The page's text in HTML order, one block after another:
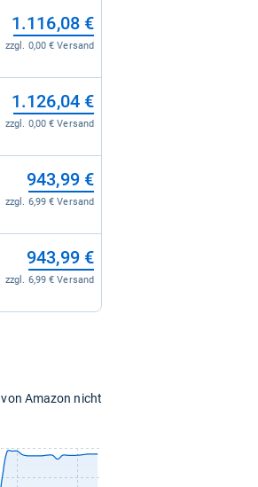
1.116,08 €
zzgl. 0,00 € Versand
1.126,04 €
zzgl. 0,00 € Versand
943,99 €
zzgl. 6,99 € Versand
943,99 €
zzgl. 6,99 € Versand
Amazon nicht